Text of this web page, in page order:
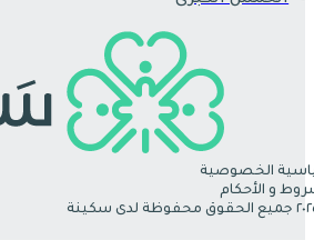
الخصوصية
و الأحكام